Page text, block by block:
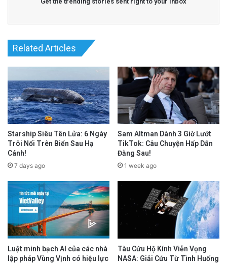
Related Articles
Starship Siêu Tên Lửa: 6 Ngày
Trôi Nổi Trên Biển Sau Hạ
Cánh!
7 days ago
Sam Altman Dành 3 Giờ Lướt
TikTok: Câu Chuyện Hấp Dẫn
Đằng Sau!
1 week ago
Luật minh bạch AI của các nhà
lập pháp Vùng Vịnh có hiệu lực
Tàu Cứu Hộ Kính Viễn Vọng
NASA: Giải Cứu Từ Tình Huống